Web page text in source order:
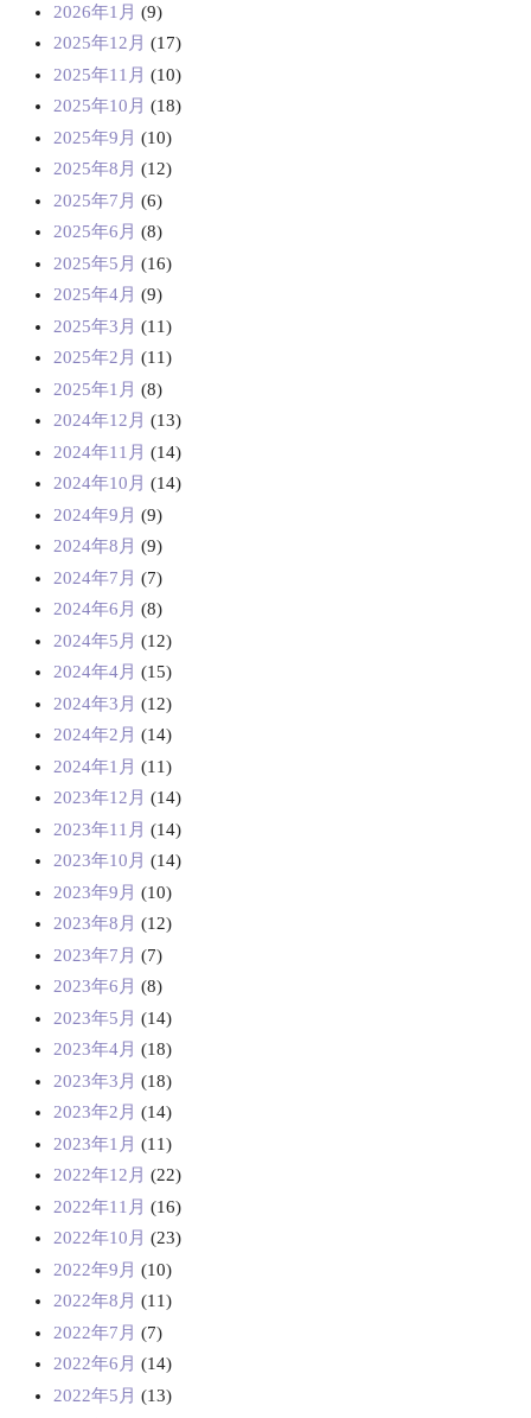
2026年1月 (9)
2025年12月 (17)
2025年11月 (10)
2025年10月 (18)
2025年9月 (10)
2025年8月 (12)
2025年7月 (6)
2025年6月 (8)
2025年5月 (16)
2025年4月 (9)
2025年3月 (11)
2025年2月 (11)
2025年1月 (8)
2024年12月 (13)
2024年11月 (14)
2024年10月 (14)
2024年9月 (9)
2024年8月 (9)
2024年7月 (7)
2024年6月 (8)
2024年5月 (12)
2024年4月 (15)
2024年3月 (12)
2024年2月 (14)
2024年1月 (11)
2023年12月 (14)
2023年11月 (14)
2023年10月 (14)
2023年9月 (10)
2023年8月 (12)
2023年7月 (7)
2023年6月 (8)
2023年5月 (14)
2023年4月 (18)
2023年3月 (18)
2023年2月 (14)
2023年1月 (11)
2022年12月 (22)
2022年11月 (16)
2022年10月 (23)
2022年9月 (10)
2022年8月 (11)
2022年7月 (7)
2022年6月 (14)
2022年5月 (13)